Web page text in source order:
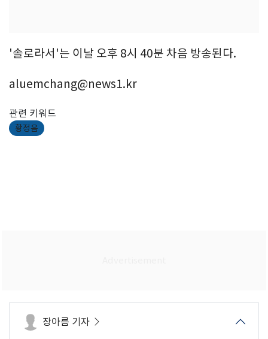
'솔로라서'는 이날 오후 8시 40분 차음 방송된다.
aluemchang@news1.kr
관련 키워드
황정음
장아름 기자